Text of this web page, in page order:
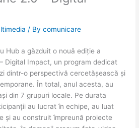
/ Bycomunicare
Hub a găzduit o nouă ediție a
Digital Impact, un program dedicat
dintr-o perspectivă cercetășească și
În total, anul acesta, au
din 7 grupuri locale. Pe durata
au lucrat în echipe, au luat
și au construit împreună proiecte